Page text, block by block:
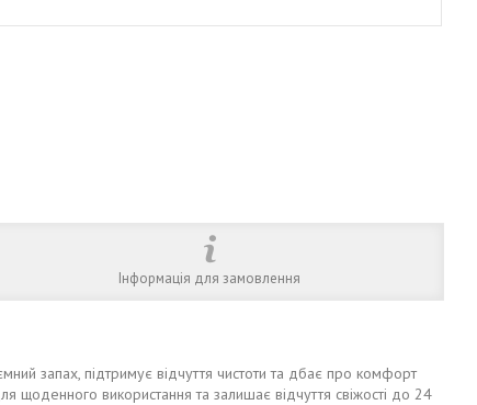
Інформація для замовлення
запах, підтримує відчуття чистоти та дбає про комфорт
щоденного використання та залишає відчуття свіжості до 24